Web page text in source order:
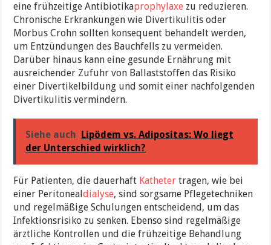
eine frühzeitige Antibiotikaprophylaxe zu reduzieren.
Chronische Erkrankungen wie Divertikulitis oder
Morbus Crohn sollten konsequent behandelt werden,
um Entzündungen des Bauchfells zu vermeiden.
Darüber hinaus kann eine gesunde Ernährung mit
ausreichender Zufuhr von Ballaststoffen das Risiko
einer Divertikelbildung und somit einer nachfolgenden
Divertikulitis vermindern.
Siehe auch
Lipödem vs. Adipositas: Wo liegt
der Unterschied wirklich?
Für Patienten, die dauerhaft Katheter tragen, wie bei
einer Peritonealdialyse, sind sorgsame Pflegetechniken
und regelmäßige Schulungen entscheidend, um das
Infektionsrisiko zu senken. Ebenso sind regelmäßige
ärztliche Kontrollen und die frühzeitige Behandlung